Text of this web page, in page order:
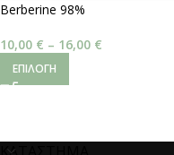
Berberine 98%
10,00 € – 16,00 €
ΕΠΙΛΟΓΉ